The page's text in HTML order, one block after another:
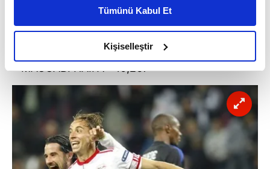
daha iyi reklam deneyimi yaşatabiliriz. Bunu yaparken
amacımızın size daha iyi bir reklam deneyimi sunmak
olduğunu ve sizlere en iyi içerikleri sunabilmek adına
elimizden gelen çabayı gösterdiğimizi ve bu noktada,
reklamların maliyetlerimizi karşılamak noktasında tek gelir
kalemimiz olduğunu sizlere hatırlatmak isteriz.
Her halükârda, kullanıcılar, bu çerezlere izin vermedikleri
takdirde, kullanıcılara hedefli reklamlar
gösterilmeyecektir."
Tümünü Kabul Et
Kişiselleştir
MACCABI HAIFA - 10,267